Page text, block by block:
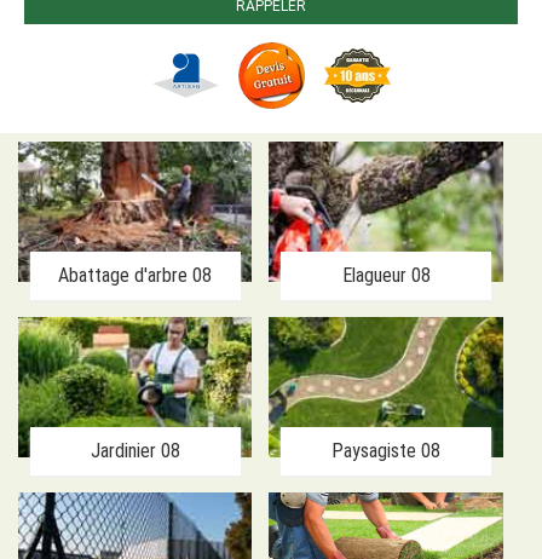
Abattage d'arbre 08 Elagueur 08
Jardinier 08 Paysagiste 08